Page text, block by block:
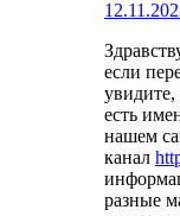
если
есть
нашем
канал
разные